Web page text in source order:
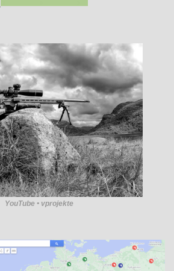
YouTube • vprojekte